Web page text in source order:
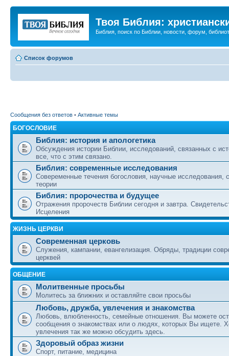
Твоя Библия:
Библия, поиск по Библии, новости, форум,
Список форумов
Сообщения без ответов • Активные темы
БОГОСЛОВИЕ
Библия: история и апологетика
Обсуждения истории Библии, исследований, связанных с
все, что с этим связано.
Библия: современные исследования
Совеременные течения богословия, научные исследования,
теории
Библия: пророчества и будущее
Отражения пророчеств Библии сегодня и завтра.
Исцеления
ЖИЗНЬ ЦЕРКВИ
Современная церковь
Служения, кампании, евангелизация. Обряды, традиции
церквей
ОБЩЕНИЕ
Молитвенные просьбы
Молитесь за ближних и оставляйте свои просьбы
Любовь, дружба, увлечения и знакомства
Любовь, влюбленность, семейные отношения. Вы можете
сообщения о знакомствах или о людях, которых Вы ищете.
увлечения так же можно обсудить здесь.
Здоровый образ жизни
Спорт, питание, медицина